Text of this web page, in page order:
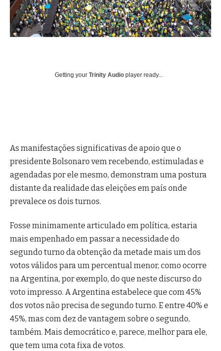
Getting your Trinity Audio player ready...
As manifestações significativas de apoio que o
presidente Bolsonaro vem recebendo, estimuladas e
agendadas por ele mesmo, demonstram uma postura
distante da realidade das eleições em país onde
prevalece os dois turnos.
Fosse minimamente articulado em política, estaria
mais empenhado em passar a necessidade do
segundo turno da obtenção da metade mais um dos
votos válidos para um percentual menor, como ocorre
na Argentina, por exemplo, do que neste discurso do
voto impresso. A Argentina estabelece que com 45%
dos votos não precisa de segundo turno. E entre 40% e
45%, mas com dez de vantagem sobre o segundo,
também. Mais democrático e, parece, melhor para ele,
que tem uma cota fixa de votos.